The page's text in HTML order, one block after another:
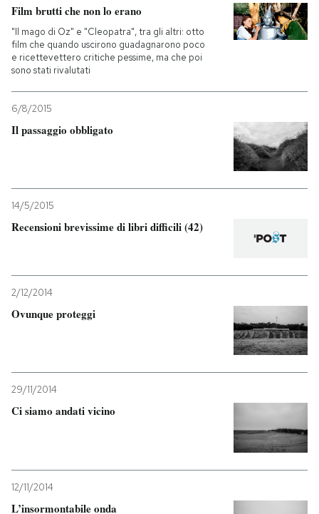
Film brutti che non lo erano
"Il mago di Oz" e "Cleopatra", tra gli altri: otto
film che quando uscirono guadagnarono poco
e ricettevettero critiche pessime, ma che poi
sono stati rivalutati
6/8/2015
Il passaggio obbligato
14/5/2015
Recensioni brevissime di libri difficili (42)
2/12/2014
Ovunque proteggi
29/11/2014
Ci siamo andati vicino
12/11/2014
L’insormontabile onda